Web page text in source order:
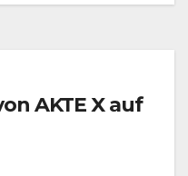
AKTE X auf